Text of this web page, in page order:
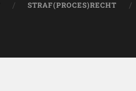
STRAF(PROCES)RECHT